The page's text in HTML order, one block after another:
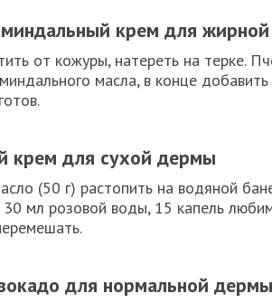
крем для
от кожуры, натереть на терке.
масла, в конце
крем для сухой дермы
(50 г) растопить на водяной
30 мл розовой воды, 15 капель
для нормальной дермы